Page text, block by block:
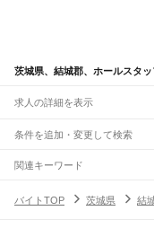
茨城県、結城郡、ホールスタ
求人の詳細を表示
条件を追加・変更して検索
市区町村を追加・変更
茨城県すべて
駅を追加・変更
関連キーワード
茨城県 飲食・フードサービ
バイトTOP 茨城県 結